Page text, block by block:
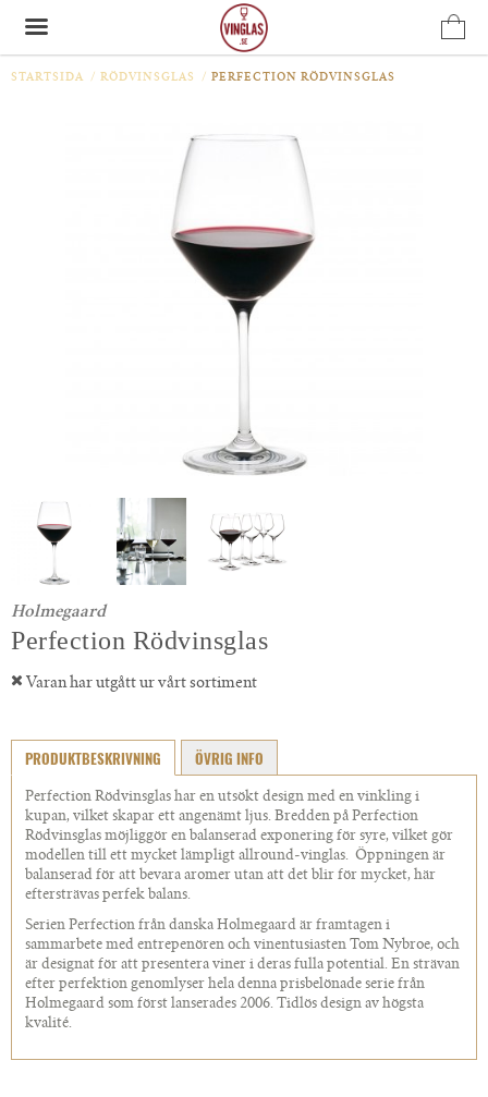
STARTSIDA / RÖDVINSGLAS / PERFECTION RÖDVINSGLAS
Holmegaard
Perfection Rödvinsglas
Varan har utgått ur vårt sortiment
PRODUKTBESKRIVNING ÖVRIG INFO
Perfection Rödvinsglas har en utsökt design med en vinkling i
kupan, vilket skapar ett angenämt ljus. Bredden på Perfection
Rödvinsglas möjliggör en balanserad exponering för syre, vilket gör
modellen till ett mycket lämpligt allround-vinglas. Öppningen är
balanserad för att bevara aromer utan att det blir för mycket, här
eftersträvas perfek balans.
Serien Perfection från danska Holmegaard är framtagen i
sammarbete med entrepenören och vinentusiasten Tom Nybroe, och
är designat för att presentera viner i deras fulla potential. En strävan
efter perfektion genomlyser hela denna prisbelönade serie från
Holmegaard som först lanserades 2006. Tidlös design av högsta
kvalité.